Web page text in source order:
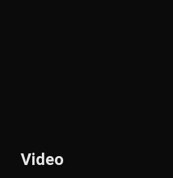
Video